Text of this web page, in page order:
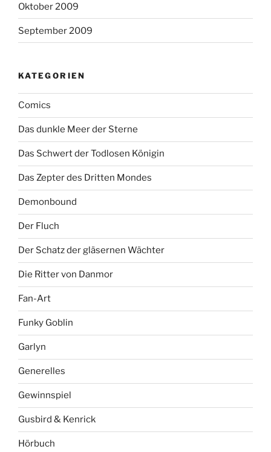
Oktober 2009
September 2009
KATEGORIEN
Comics
Das dunkle Meer der Sterne
Das Schwert der Todlosen Königin
Das Zepter des Dritten Mondes
Demonbound
Der Fluch
Der Schatz der gläsernen Wächter
Die Ritter von Danmor
Fan-Art
Funky Goblin
Garlyn
Generelles
Gewinnspiel
Gusbird & Kenrick
Hörbuch